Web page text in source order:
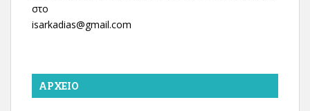
στο
isarkadias@gmail.com
ΑΡΧΕΊΟ